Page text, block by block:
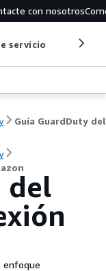
con nosotros
servicio
del
enfoque